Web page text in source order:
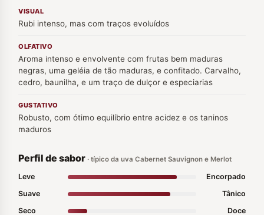
VISUAL
Rubi intenso, mas com traços evoluídos
OLFATIVO
Aroma intenso e envolvente com frutas bem maduras
negras, uma geléia de tão maduras, e confitado. Carvalho,
cedro, baunilha, e um traço de dulçor e especiarias
GUSTATIVO
Robusto, com ótimo equilíbrio entre acidez e os taninos
maduros
Perfil de sabor · típico da uva Cabernet Sauvignon e Merlot
Leve
Encorpado
Suave
Tânico
Seco
Doce